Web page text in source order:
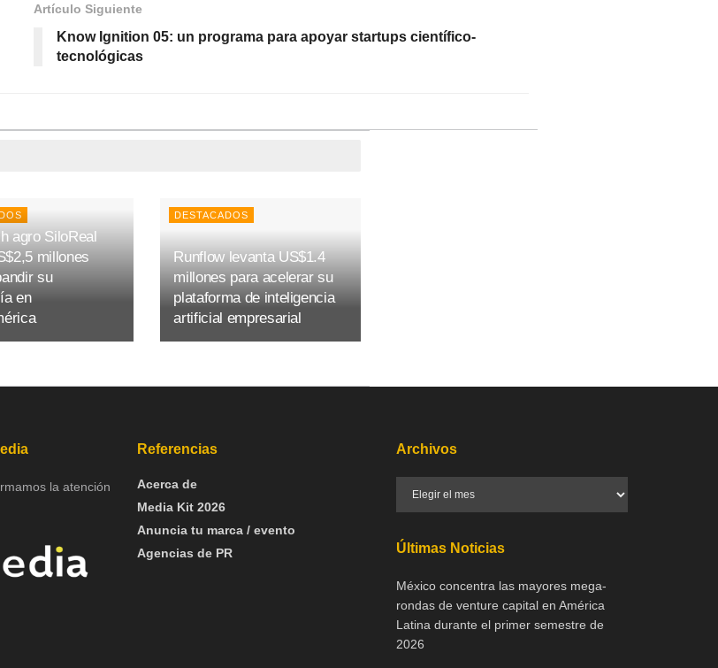
Artículo Siguiente
Know Ignition 05: un programa para apoyar startups científico-
tecnológicas
agro SiloReal
millones
su
en
DESTACADOS
Runflow levanta US$1.4
millones para acelerar su
plataforma de inteligencia
artificial empresarial
la atención
Referencias
Acerca de
Media Kit 2026
Anuncia tu marca / evento
Agencias de PR
Archivos
Últimas Noticias
México concentra las mayores mega-
rondas de venture capital en América
Latina durante el primer semestre de
2026